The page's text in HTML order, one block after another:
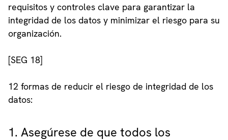
requisitos y controles clave para garantizar la
integridad de los datos y minimizar el riesgo para su
organización.
[SEG 18]
12 formas de reducir el riesgo de integridad de los
datos:
1. Asegúrese de que todos los